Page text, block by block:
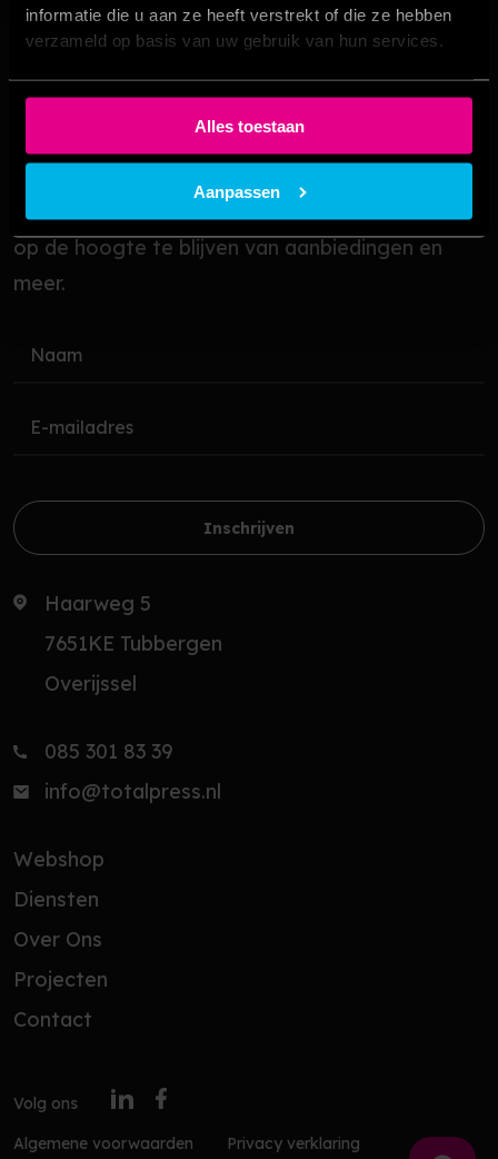
informatie die u aan ze heeft verstrekt of die ze hebben
verzameld op basis van uw gebruik van hun services.
Alles toestaan
Aanpassen
TotalPress staat voor je klaar
Neem contact op
Blijf op de hoogte!
Meld U aan voor de nieuwsbrief om automatisch
op de hoogte te blijven van aanbiedingen en
meer.
Inschrijven
Haarweg 5
7651KE Tubbergen
Overijssel
085 301 83 39
info@totalpress.nl
Webshop
Diensten
Over Ons
Projecten
Contact
Volg ons
Algemene voorwaarden Privacy verklaring